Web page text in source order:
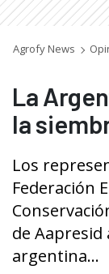
Agrofy News
La
la
Los
Federación
de
argentina...